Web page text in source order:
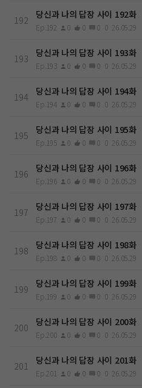
192 당신과 나의 답장 사이 192화
Ep.192 0 0 0 0 26.05.29
193 당신과 나의 답장 사이 193화
Ep.193 0 0 0 0 26.05.29
194 당신과 나의 답장 사이 194화
Ep.194 0 0 0 0 26.05.29
195 당신과 나의 답장 사이 195화
Ep.195 0 0 0 0 26.05.29
196 당신과 나의 답장 사이 196화
Ep.196 0 0 0 0 26.05.29
197 당신과 나의 답장 사이 197화
Ep.197 0 0 0 0 26.05.29
198 당신과 나의 답장 사이 198화
Ep.198 0 0 0 0 26.05.29
199 당신과 나의 답장 사이 199화
Ep.199 0 0 0 0 26.05.29
200 당신과 나의 답장 사이 200화
Ep.200 0 0 0 0 26.05.29
201 당신과 나의 답장 사이 201화
Ep.201 0 0 0 0 26.05.29